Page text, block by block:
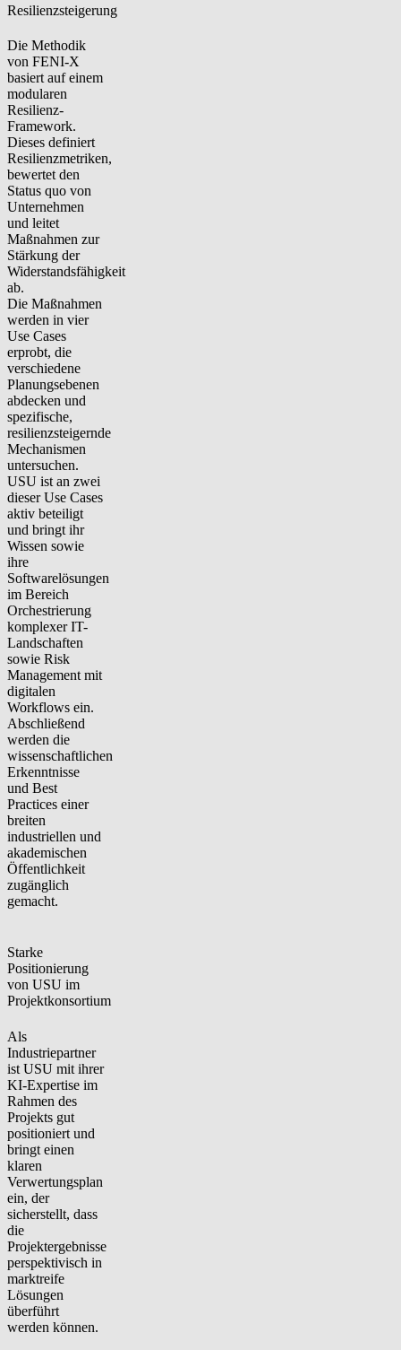
Resilienzsteigerung
Die Methodik
von FENI-X
basiert auf einem
modularen
Resilienz-
Framework.
Dieses definiert
Resilienzmetriken,
bewertet den
Status quo von
Unternehmen
und leitet
Maßnahmen zur
Stärkung der
Widerstandsfähigkeit
ab.
Die Maßnahmen
werden in vier
Use Cases
erprobt, die
verschiedene
Planungsebenen
abdecken und
spezifische,
resilienzsteigernde
Mechanismen
untersuchen.
USU ist an zwei
dieser Use Cases
aktiv beteiligt
und bringt ihr
Wissen sowie
ihre
Softwarelösungen
im Bereich
Orchestrierung
komplexer IT-
Landschaften
sowie Risk
Management mit
digitalen
Workflows ein.
Abschließend
werden die
wissenschaftlichen
Erkenntnisse
und Best
Practices einer
breiten
industriellen und
akademischen
Öffentlichkeit
zugänglich
gemacht.
Starke
Positionierung
von USU im
Projektkonsortium
Als
Industriepartner
ist USU mit ihrer
KI-Expertise im
Rahmen des
Projekts gut
positioniert und
bringt einen
klaren
Verwertungsplan
ein, der
sicherstellt, dass
die
Projektergebnisse
perspektivisch in
marktreife
Lösungen
überführt
werden können.